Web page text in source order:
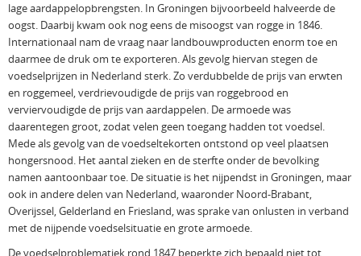
lage aardappelopbrengsten. In Groningen bijvoorbeeld halveerde de
oogst. Daarbij kwam ook nog eens de misoogst van rogge in 1846.
Internationaal nam de vraag naar landbouwproducten enorm toe en
daarmee de druk om te exporteren. Als gevolg hiervan stegen de
voedselprijzen in Nederland sterk. Zo verdubbelde de prijs van erwten
en roggemeel, verdrievoudigde de prijs van roggebrood en
verviervoudigde de prijs van aardappelen. De armoede was
daarentegen groot, zodat velen geen toegang hadden tot voedsel.
Mede als gevolg van de voedseltekorten ontstond op veel plaatsen
hongersnood. Het aantal zieken en de sterfte onder de bevolking
namen aantoonbaar toe. De situatie is het nijpendst in Groningen, maar
ook in andere delen van Nederland, waaronder Noord-Brabant,
Overijssel, Gelderland en Friesland, was sprake van onlusten in verband
met de nijpende voedselsituatie en grote armoede.
De voedselproblematiek rond 1847 beperkte zich bepaald niet tot